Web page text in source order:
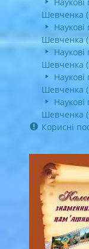
Шевченка
Шевченка
Шевченка
Шевченка
Шевченка
Корисні